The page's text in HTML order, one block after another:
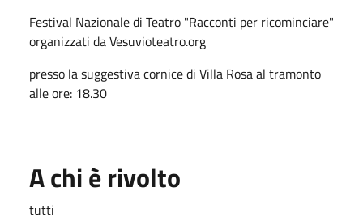
Festival Nazionale di Teatro "Racconti per ricominciare"
organizzati da Vesuvioteatro.org
presso la suggestiva cornice di Villa Rosa al tramonto
alle ore: 18.30
A chi è rivolto
tutti